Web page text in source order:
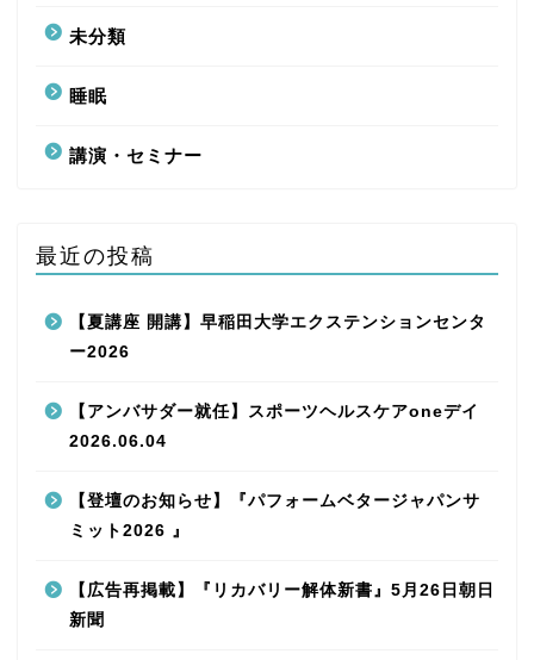
未分類
睡眠
講演・セミナー
最近の投稿
【夏講座 開講】早稲田大学エクステンションセンタ
ー2026
【アンバサダー就任】スポーツヘルスケアoneデイ
2026.06.04
【登壇のお知らせ】『パフォームベタージャパンサ
ミット2026 』
【広告再掲載】『リカバリー解体新書』5月26日朝日
新聞